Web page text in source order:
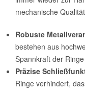
mechanische
Robuste
bestehen aus
Spannkraft der
Präzise
Ringe verhindert,